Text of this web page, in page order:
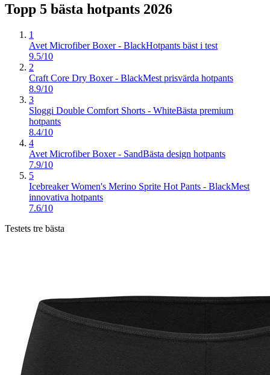
Topp 5 bästa hotpants 2026
1
Avet Microfiber Boxer - BlackHotpants bäst i test
9.5/10
2
Craft Core Dry Boxer - BlackMest prisvärda hotpants
8.9/10
3
Sloggi Double Comfort Shorts - WhiteBästa premium
hotpants
8.4/10
4
Avet Microfiber Boxer - SandBästa design hotpants
7.9/10
5
Icebreaker Women's Merino Sprite Hot Pants - BlackMest
innovativa hotpants
7.6/10
Testets tre bästa